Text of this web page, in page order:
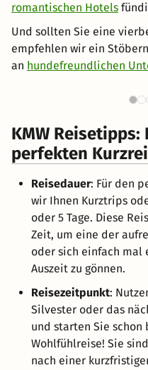
romantischen Hotels
Und sollten Sie eine
empfehlen wir ein
an hundefreundlichen
KMW Reisetipps:
perfekten
Reisedauer: Für den
wir Ihnen Kurztrips
oder 5 Tage. Diese
Zeit, um eine der
oder sich einfach mal
Auszeit zu gönnen.
Reisezeitpunkt:
Silvester oder das
und starten Sie
Wohlfühlreise! Sie
nach einer